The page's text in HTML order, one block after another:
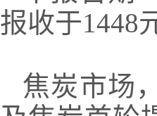
报收于1448
焦炭市场